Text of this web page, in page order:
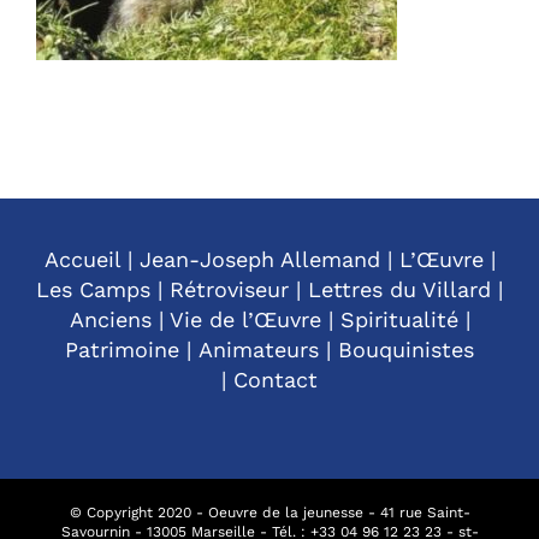
Accueil| Jean-Joseph Allemand | L’Œuvre|
Les Camps | Rétroviseur | Lettres du Villard |
Anciens| Vie de l’Œuvre| Spiritualité|
Patrimoine | Animateurs | Bouquinistes
| Contact
© Copyright 2020 - Oeuvre de la jeunesse - 41 rue Saint-
Savournin - 13005 Marseille - Tél. : +33 04 96 12 23 23- st-